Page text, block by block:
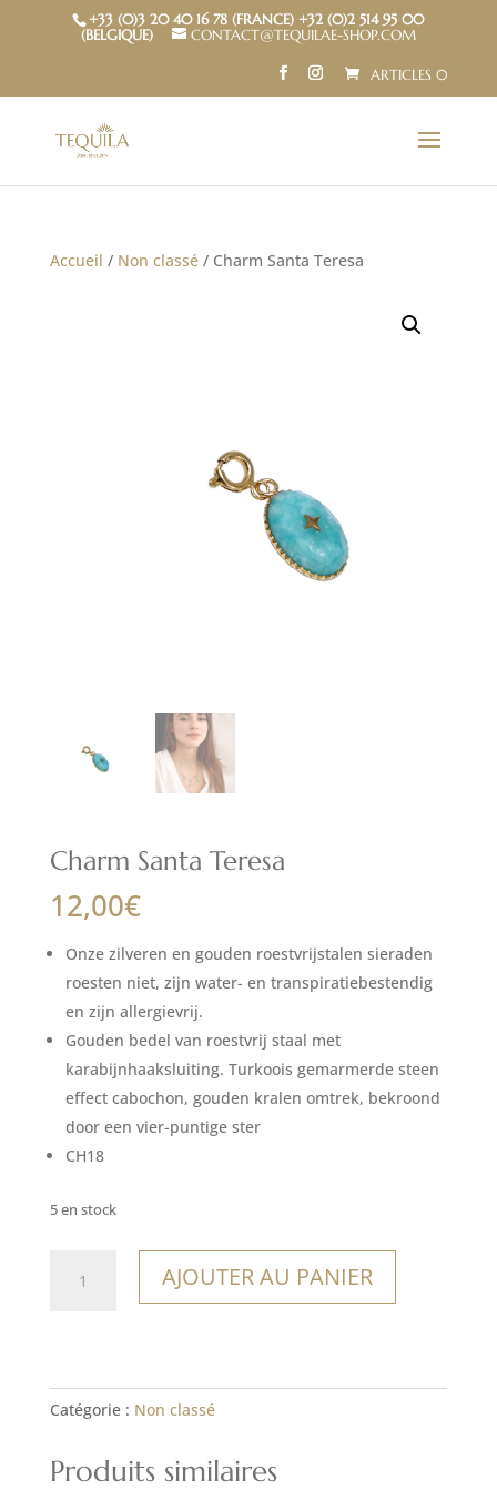
+33 (0)3 20 40 16 78 (FRANCE) +32 (0)2 514 95 00
(BELGIQUE)
CONTACT@TEQUILAE-SHOP.COM
ARTICLES 0
Accueil / Non classé/ Charm Santa Teresa
Charm Santa Teresa
12,00€
Onze zilveren en gouden roestvrijstalen sieraden
roesten niet, zijn water- en transpiratiebestendig
en zijn allergievrij.
Gouden bedel van roestvrij staal met
karabijnhaaksluiting. Turkoois gemarmerde steen
effect cabochon, gouden kralen omtrek, bekroond
door een vier-puntige ster
CH18
5 en stock
AJOUTER AU PANIER
Catégorie : Non classé
Produits similaires